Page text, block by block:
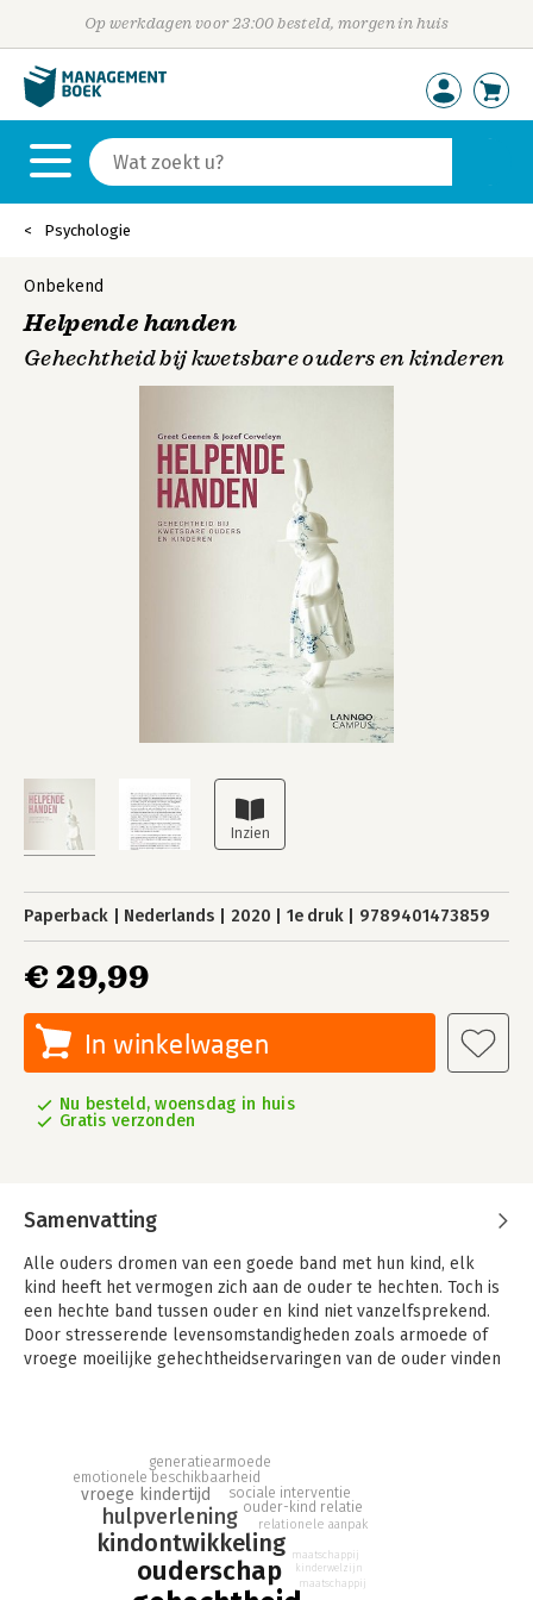
Op werkdagen voor 23:00 besteld, morgen in huis
Psychologie
Onbekend
Helpende handen
Gehechtheid bij kwetsbare ouders en kinderen
Paperback Nederlands 2020 1e druk 9789401473859
€ 29,99
In winkelwagen
Nu besteld, woensdag in huis
Gratis verzonden
Samenvatting
Alle ouders dromen van een goede band met hun kind, elk
kind heeft het vermogen zich aan de ouder te hechten. Toch is
een hechte band tussen ouder en kind niet vanzelfsprekend.
Door stresserende levensomstandigheden zoals armoede of
vroege moeilijke gehechtheidservaringen van de ouder vinden
Helpende handen verduidelijkt concepten van de
gehechtheidstheorie aan de hand van voorbeelden van ouders
met kinderen tussen 0 en 3 jaar. Het beschrijft hoe kinderen en
ouders op een veilig of onveilig spoor terechtkomen en wat
hulpverleners kunnen doen om veilige gehechtheid tussen
ouder en kind te bevorderen. Essentieel is een relationele
ouderschap
kindontwikkeling
hulpverlening
vroege kindertijd
emotionele beschikbaarheid
generatiearmoede
sociale interventie
ouder-kind relatie
relationele aanpak
maatschappij
kinderwelzijn
maatschappij